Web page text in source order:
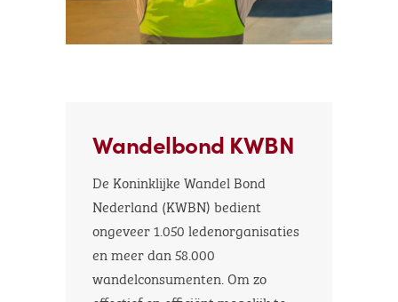
Wandelbond KWBN
De Koninklijke Wandel Bond
Nederland (KWBN) bedient
ongeveer 1.050 ledenorganisaties
en meer dan 58.000
wandelconsumenten. Om zo